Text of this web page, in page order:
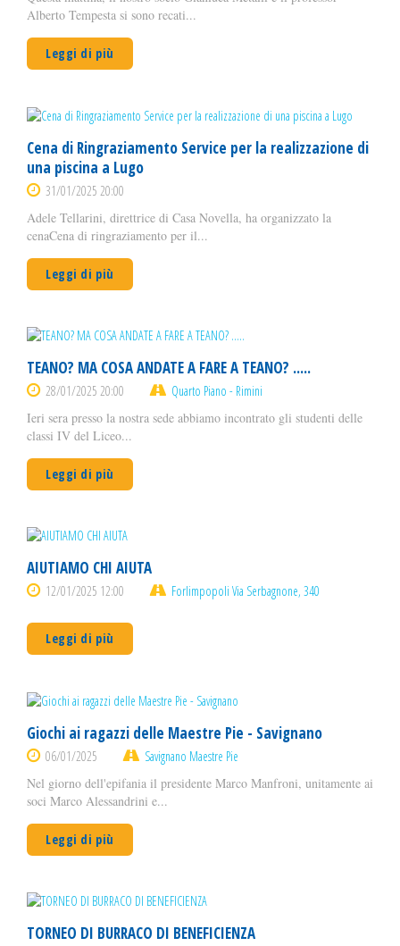
Alberto Tempesta si sono recati...
Leggi di più
Cena di Ringraziamento Service per la realizzazione di
una piscina a Lugo
31/01/2025 20:00
Adele Tellarini, direttrice di Casa Novella, ha organizzato la
cenaCena di ringraziamento per il...
Leggi di più
TEANO? MA COSA ANDATE A FARE A TEANO? .....
28/01/2025 20:00
Quarto Piano - Rimini
Ieri sera presso la nostra sede abbiamo incontrato gli studenti delle
classi IV del Liceo...
Leggi di più
AIUTIAMO CHI AIUTA
12/01/2025 12:00 Forlimpopoli Via Serbagnone, 340
Leggi di più
Giochi ai ragazzi delle Maestre Pie - Savignano
06/01/2025
Savignano Maestre Pie
Nel giorno dell'epifania il presidente Marco Manfroni, unitamente ai
soci Marco Alessandrini e...
Leggi di più
TORNEO DI BURRACO DI BENEFICIENZA